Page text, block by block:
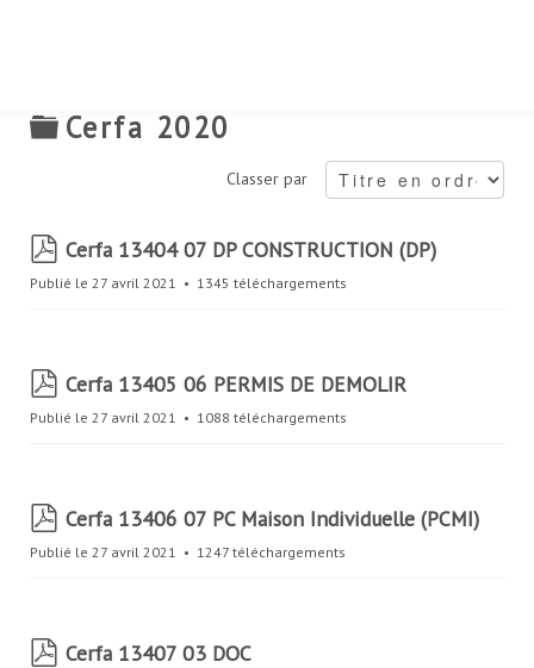
D
s
i
Cerfa 2020
Classer par
p
f
Cerfa 13404 07 DP CONSTRUCTION (DP)
Publié le 27 avril 2021 1345 téléchargements
p
f
Cerfa 13405 06 PERMIS DE DEMOLIR
Publié le 27 avril 2021 1088 téléchargements
p
f
Cerfa 13406 07 PC Maison Individuelle (PCMI)
Publié le 27 avril 2021 1247 téléchargements
pCerfa 13407 03 DOC